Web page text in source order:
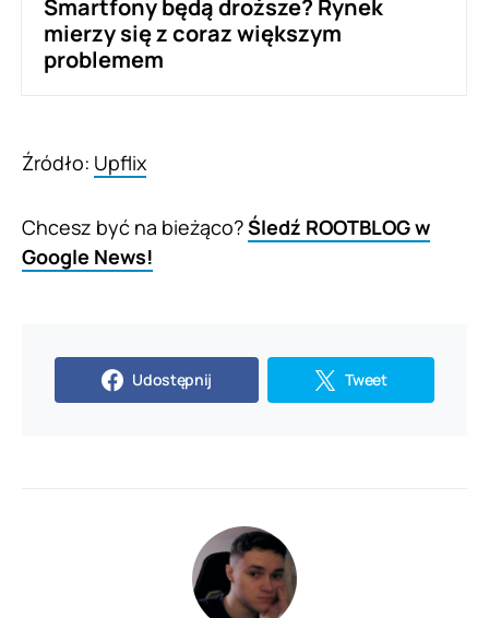
Smartfony będą droższe? Rynek
mierzy się z coraz większym
problemem
Źródło: Upflix
Chcesz być na bieżąco?Śledź ROOTBLOG w
Google News!
Udostępnij Tweet